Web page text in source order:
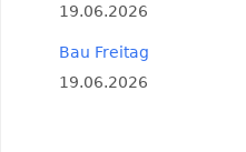
19.06.2026
Bau Freitag
19.06.2026